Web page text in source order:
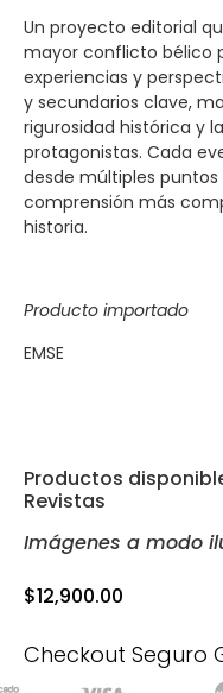
Un proyecto editorial
mayor conflicto bélico
experiencias y
y secundarios clave,
rigurosidad histórica y
protagonistas. Cada
desde múltiples
comprensión más
historia.
Producto importado
EMSE
Productos
Revistas
Imágenes a modo
$12,900.00
Checkout Seguro